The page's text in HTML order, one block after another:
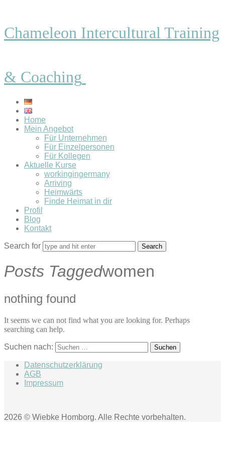
Chameleon Intercultural Training
& Coaching
Home
Mein Angebot
Für Unternehmen
Für Einzelpersonen
Für Kollegen
Aktuelle Kurse
workingingermany
Arriving
Heimwärts
Finde Heimat in dir
Profil
Blog
Kontakt
Search for
Posts Taggedwomen
nothing found
It seems we can not find what you are looking for. Perhaps
searching can help.
Suchen nach:
Datenschutzerklärung
AGB
Impressum
2026 © Wiebke Homborg. Alle Rechte vorbehalten.